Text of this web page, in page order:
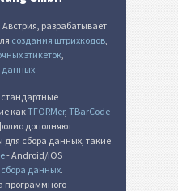
разрабатывает
создания штрихкодов
этикеток
данных.
какTFORMer, TBarCode
дополняют
сбора данных, такие
- Android/iOS
сбора данных.
программного